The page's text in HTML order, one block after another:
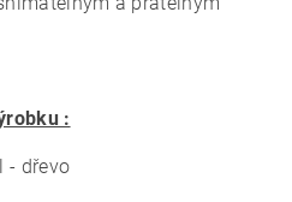
:
- dřevo